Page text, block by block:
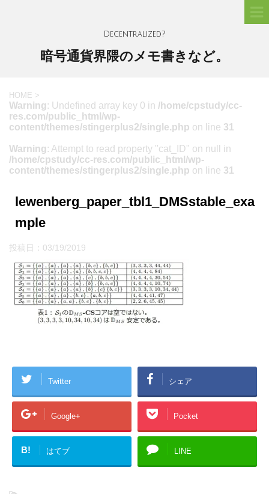
Decentralized?
暗号通貨界隈のメモ書きなど。
HOME >
Warning: Undefined array key 0 in /home/cpstudy/cc-
res.com/public_html/wp-
content/themes/stingerplus2/single.php on line 31
Warning: Attempt to read property "cat_ID" on null in
/home/cpstudy/cc-res.com/public_html/wp-
content/themes/stingerplus2/single.php on line 31
lewenberg_paper_tbl1_DMSstable_exa
mple
投稿日： 03/19/2019
Twitter シェア
Google+ Pocket
B! はてブ LINE